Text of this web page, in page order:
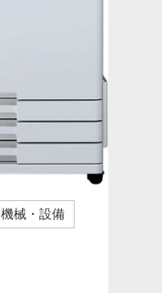
機械・設備